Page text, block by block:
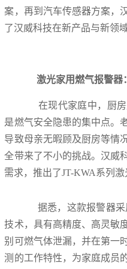
案，再到汽车传感器方案，
了汉威科技在新产品与新领
激光家用燃气报警器
在现代家庭中，厨
是燃气安全隐患的集中点。
导致母亲无暇顾及厨房等情
全带来了不小的挑战。汉威
需求，推出了JT-KWA系列
据悉，这款报警器
技术，具有高精度、高灵敏
别可燃气体泄漏，并在第一
测的工作特性，为家庭成员